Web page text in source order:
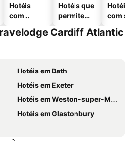
Hotéis
com
Hotéis que
permitem
com
Cardiff Atlantic
Hotéis em Bath
Hotéis em Exeter
Hotéis em Weston-super-Mare
Hotéis em Glastonbury